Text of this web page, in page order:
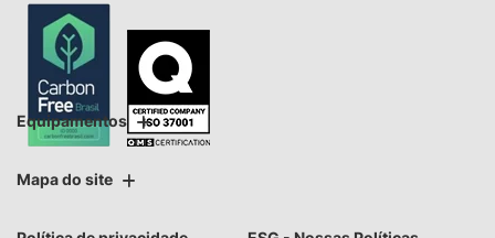
Equipamentos
Mapa do site